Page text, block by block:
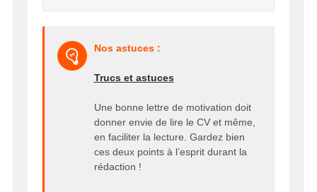
Nos astuces :
Trucs et astuces
Une bonne lettre de motivation doit
donner envie de lire le CV et même,
en faciliter la lecture. Gardez bien
ces deux points à l’esprit durant la
rédaction !